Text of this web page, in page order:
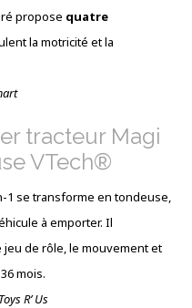
propose quatre
la motricité et la
tracteur Magi
VTech®
1 se transforme en tondeuse,
à emporter. Il
jeu de rôle, le mouvement et
mois.
R’ Us